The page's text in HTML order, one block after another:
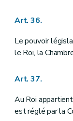
Art. 36.
Le pouvoir
le Roi, la
Art. 37.
Au Roi
est réglé par la